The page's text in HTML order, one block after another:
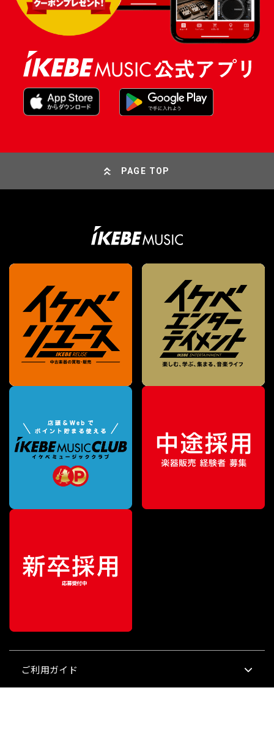
販売価格¥40,700
PAGE TOP
ご利用ガイド